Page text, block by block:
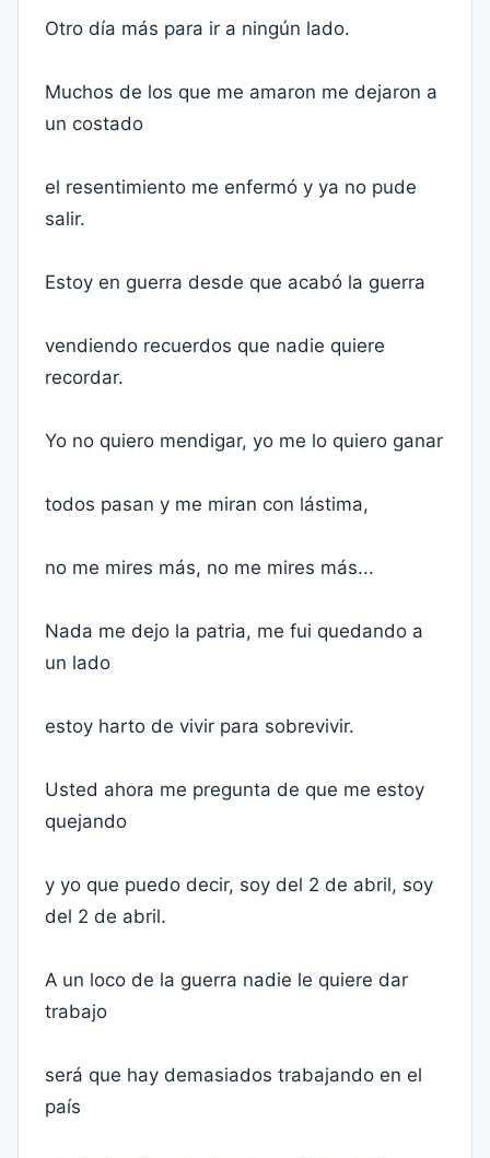
Otro día más para ir a ningún lado.
Muchos de los que me amaron me dejaron a
un costado
el resentimiento me enfermó y ya no pude
salir.
Estoy en guerra desde que acabó la guerra
vendiendo recuerdos que nadie quiere
recordar.
Yo no quiero mendigar, yo me lo quiero ganar
todos pasan y me miran con lástima,
no me mires más, no me mires más...
Nada me dejo la patria, me fui quedando a
un lado
estoy harto de vivir para sobrevivir.
Usted ahora me pregunta de que me estoy
quejando
y yo que puedo decir, soy del 2 de abril, soy
del 2 de abril.
A un loco de la guerra nadie le quiere dar
trabajo
será que hay demasiados trabajando en el
país